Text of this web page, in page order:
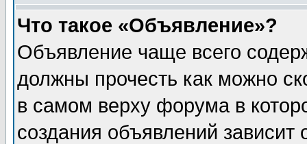
Что такое «Объявление»?
Объявление чаще всего
должны прочесть как можно
в самом верху форума в
создания объявлений зависит